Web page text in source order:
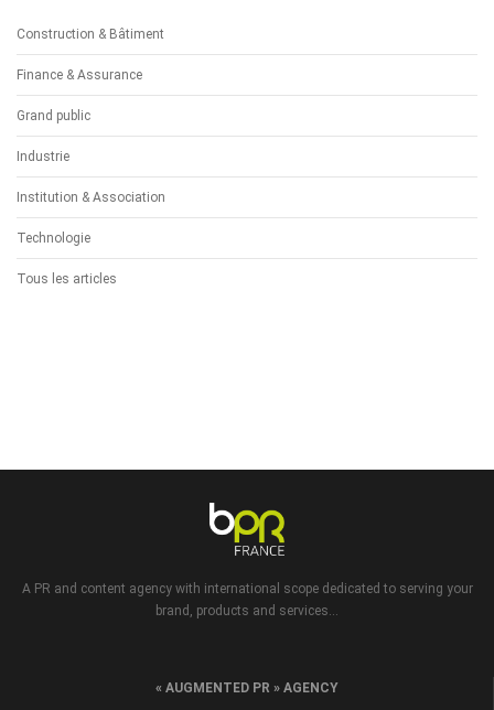
Construction & Bâtiment
Finance & Assurance
Grand public
Industrie
Institution & Association
Technologie
Tous les articles
A PR and content agency with international scope dedicated to serving your
brand, products and services...
« AUGMENTED PR » AGENCY